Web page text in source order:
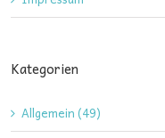
Kategorien
Allgemein (49)